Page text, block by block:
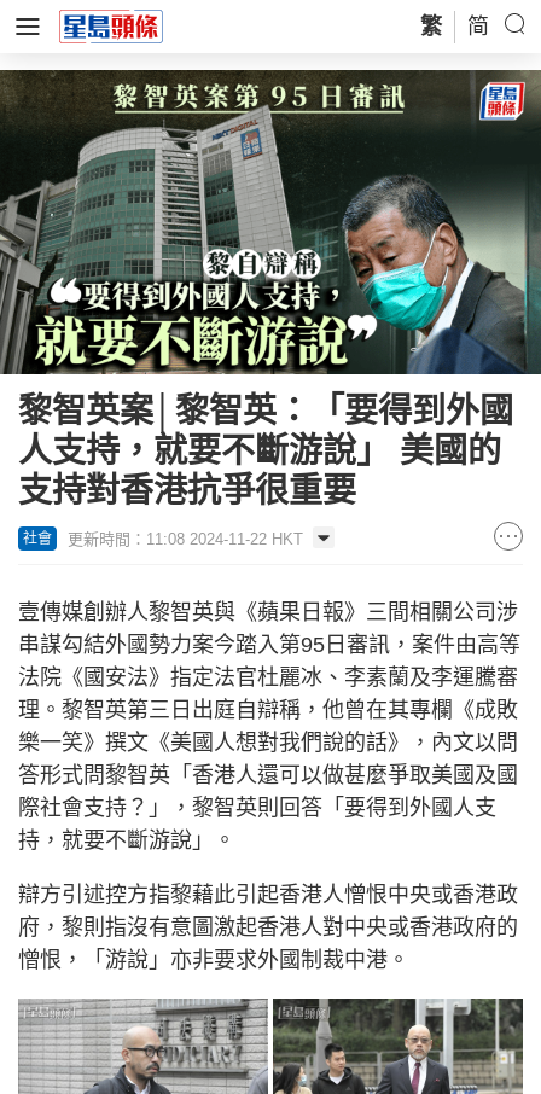
繁 简
黎智英案│黎智英：「要得到外國
人支持，就要不斷游說」 美國的
支持對香港抗爭很重要
社會 更新時間：11:08 2024-11-22 HKT
壹傳媒創辦人黎智英與《蘋果日報》三間相關公司涉
串謀勾結外國勢力案今踏入第95日審訊，案件由高等
法院《國安法》指定法官杜麗冰、李素蘭及李運騰審
理。黎智英第三日出庭自辯稱，他曾在其專欄《成敗
樂一笑》撰文《美國人想對我們說的話》，內文以問
答形式問黎智英「香港人還可以做甚麼爭取美國及國
際社會支持？」，黎智英則回答「要得到外國人支
持，就要不斷游說」。
辯方引述控方指黎藉此引起香港人憎恨中央或香港政
府，黎則指沒有意圖激起香港人對中央或香港政府的
憎恨，「游說」亦非要求外國制裁中港。